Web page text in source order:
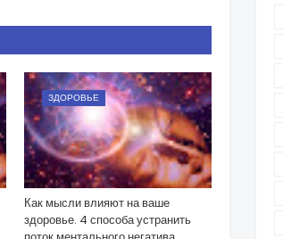
ЗДОРОВЬЕ
Как мысли влияют на ваше
здоровье. 4 способа устранить